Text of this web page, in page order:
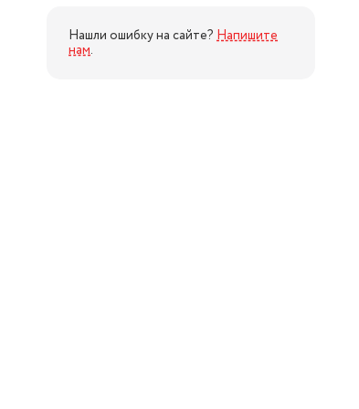
Нашли ошибку на сайте? Напишите
нам.